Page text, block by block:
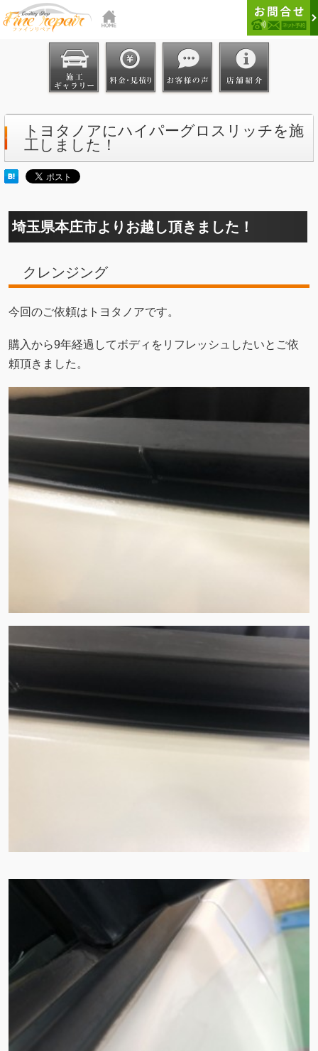
トヨタノアにハイパーグロスリッチを施
工しました！
埼玉県本庄市よりお越し頂きました！
クレンジング
今回のご依頼はトヨタノアです。
購入から9年経過してボディをリフレッシュしたいとご依
頼頂きました。